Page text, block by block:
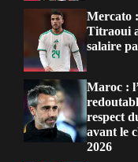
Mercato
Titraoui
salaire
Maroc :
respect
avant le
2026